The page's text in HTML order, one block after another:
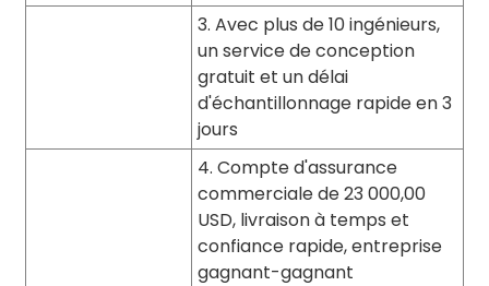
3. Avec plus de 10 ingénieurs,
un service de conception
gratuit et un délai
d'échantillonnage rapide en 3
jours
4. Compte d'assurance
commerciale de 23 000,00
USD, livraison à temps et
confiance rapide, entreprise
gagnant-gagnant